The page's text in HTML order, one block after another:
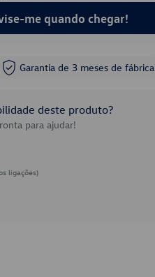
me quando chegar!
Garantia de 3 meses de fábrica
deste produto?
para ajudar!
ligações)